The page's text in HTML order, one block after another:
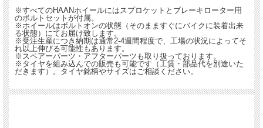
装着予定車両の車種、年式を記入の上でご注文ください。
※すべてのHAANホイールにはスプロケットとブレーキローター用
のボルトセットが付属。
※ホイールはボルトオンの状態（そのまますぐにバイクに装着出来
る状態）にてお届け致します。
※受注生産につき納期は通常2-4週間程度で、工場の状況によってそ
れ以上伸びる可能性もあります。
※スペアーパーツ・アフターパーツも取り扱っております。
※タイヤを組み込んでの販売も可能です（工賃・部品代を別途いた
だきます）。タイヤ銘柄やサイズはご相談ください。